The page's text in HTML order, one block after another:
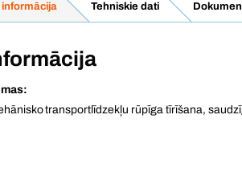
Tehniskie dati
transportlīdzekļu rūpīga tīrīšana,